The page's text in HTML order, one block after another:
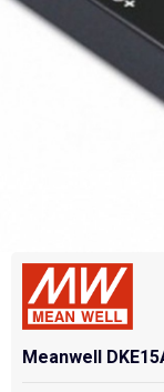
Meanwell